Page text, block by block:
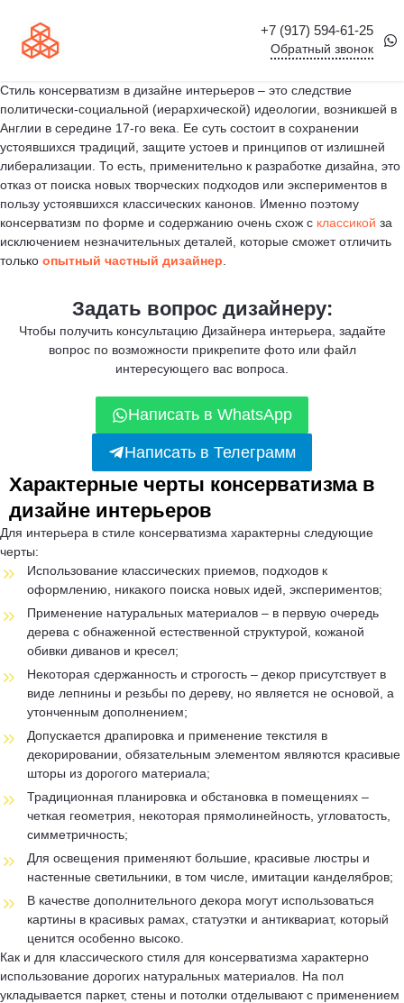
+7 (917) 594-61-25
Обратный звонок
Стиль консерватизм в дизайне интерьеров – это следствие
политически-социальной (иерархической) идеологии, возникшей в
Англии в середине 17-го века. Ее суть состоит в сохранении
устоявшихся традиций, защите устоев и принципов от излишней
либерализации. То есть, применительно к разработке дизайна, это
отказ от поиска новых творческих подходов или экспериментов в
пользу устоявшихся классических канонов. Именно поэтому
консерватизм по форме и содержанию очень схож с классикой за
исключением незначительных деталей, которые сможет отличить
только опытный частный дизайнер
Задать вопрос дизайнеру:
Чтобы получить консультацию Дизайнера интерьера, задайте
вопрос по возможности прикрепите фото или файл
интересующего вас вопроса.
Написать в WhatsApp
Написать в Телеграмм
Характерные черты консерватизма в
дизайне интерьеров
Для интерьера в стиле консерватизма характерны следующие
черты:
Использование классических приемов, подходов к
оформлению, никакого поиска новых идей, экспериментов;
Применение натуральных материалов – в первую очередь
дерева с обнаженной естественной структурой, кожаной
обивки диванов и кресел;
Некоторая сдержанность и строгость – декор присутствует в
виде лепнины и резьбы по дереву, но является не основой, а
утонченным дополнением;
Допускается драпировка и применение текстиля в
декорировании, обязательным элементом являются красивые
шторы из дорогого материала;
Традиционная планировка и обстановка в помещениях –
четкая геометрия, некоторая прямолинейность, угловатость,
симметричность;
Для освещения применяют большие, красивые люстры и
настенные светильники, в том числе, имитации канделябров;
В качестве дополнительного декора могут использоваться
картины в красивых рамах, статуэтки и антиквариат, который
ценится особенно высоко.
Как и для классического стиля для консерватизма характерно
использование дорогих натуральных материалов. На пол
укладывается паркет, стены и потолки отделывают с применением